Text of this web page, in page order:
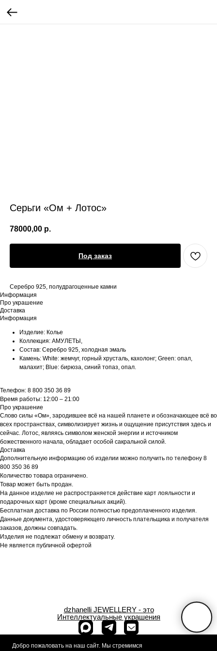
Серьги «Ом + Лотос»
78000,00 р.
Под заказ
Серебро 925, полудрагоценные камни
Информация
Про украшение
Доставка
Информация
Изделие: Колье
Коллекция: АМУЛЕТЫ,
Состав: Серебро 925, холодная эмаль
Камень: White: жемчуг, горный хрусталь, кахолонг; Green: опал,
малахит; Blue: бирюза, синий топаз, опал.
Телефон: 8 800 350 36 89
Время работы: 12:00 – 21:00
Про украшение
Слово силы «Ом», зародившее всё на нашей планете и обозначающее всё во
всех пространствах, символизирует жизнь и ощущение присутствия здесь и
сейчас. Лотос, являясь символом женской энергии и источником
божественного начала, обладает особой сакральной силой.
Доставка
Дополнительную информацию об изделии можно получить по телефону 8
800 350 36 89
Количество товара ограничено.
Товар может быть продан.
На данное изделие не распространяется действие карт лояльности и
подарочных карт (кроме специальных акций).
Бесплатная доставка по России полностью предоплаченного изделия.
Данные документа, удостоверяющего личность плательщика и получателя
заказов, должны совпадать.
Изделия не подлежат обмену и возврату.
Не является публичной офертой
+7 (909) 933-
dzhanelli JEWELLERY - это
Интеллектуальные украшения
Добро пожаловать на наш сайт. Мы стремимся